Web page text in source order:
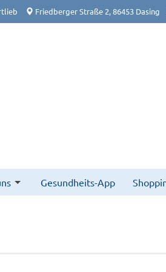
Friedberger Straße 2, 86453 Dasing
Gesundheits-App